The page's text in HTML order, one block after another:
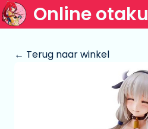
Online otaku
← Terug naar winkel